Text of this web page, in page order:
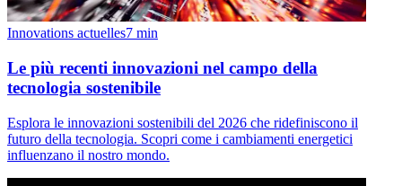
Innovations actuelles7 min
Le più recenti innovazioni nel campo della
tecnologia sostenibile
Esplora le innovazioni sostenibili del 2026 che ridefiniscono il
futuro della tecnologia. Scopri come i cambiamenti energetici
influenzano il nostro mondo.